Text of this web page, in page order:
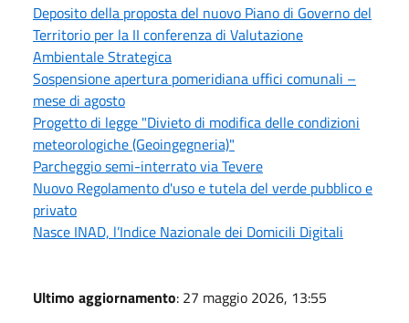
Deposito della proposta del nuovo Piano di Governo del
Territorio per la II conferenza di Valutazione
Ambientale Strategica
Sospensione apertura pomeridiana uffici comunali –
mese di agosto
Progetto di legge "Divieto di modifica delle condizioni
meteorologiche (Geoingegneria)"
Parcheggio semi-interrato via Tevere
Nuovo Regolamento d'uso e tutela del verde pubblico e
privato
Nasce INAD, l’Indice Nazionale dei Domicili Digitali
Ultimo aggiornamento: 27 maggio 2026, 13:55